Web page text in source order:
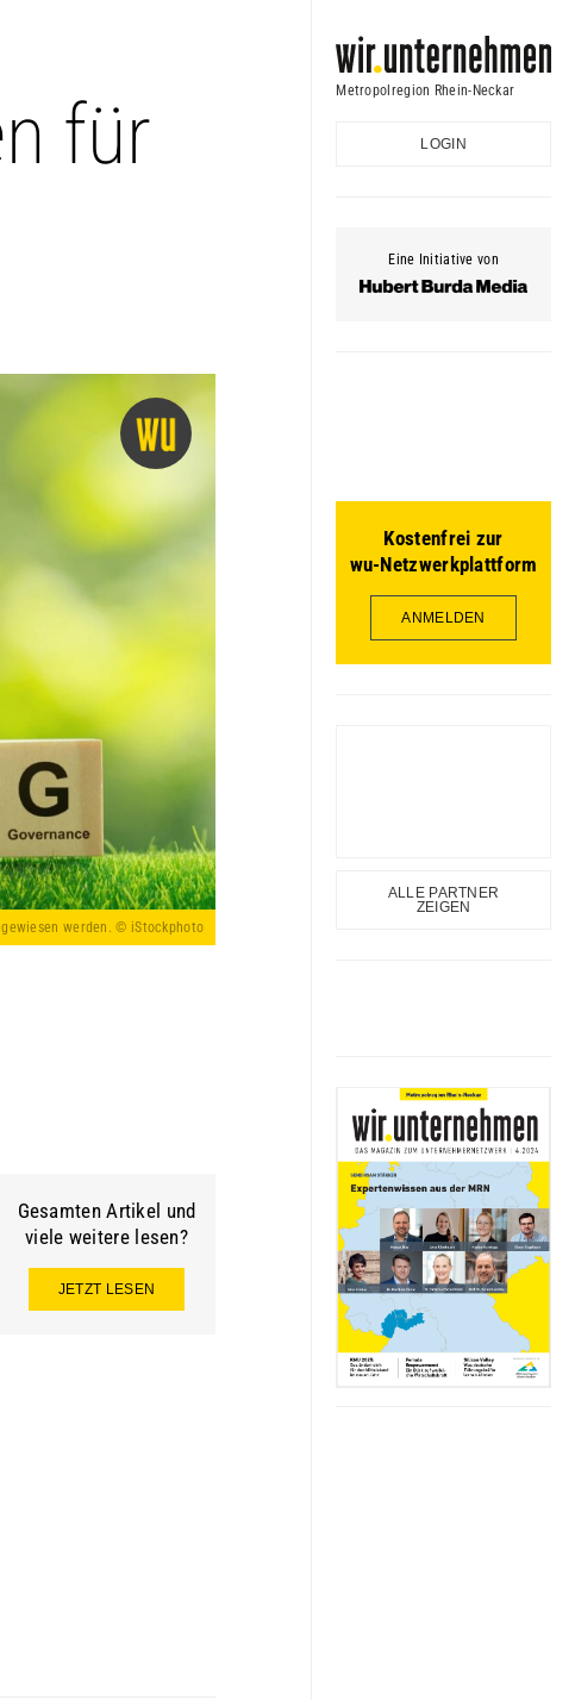
für
werden. © iStockphoto
Gesamten Artikel und
viele weitere lesen?
JETZT LESEN
Metropolregion Rhein-Neckar
LOGIN
Eine Initiative von
Kostenfrei zur
wu-Netzwerkplattform
ANMELDEN
ALLE PARTNER
ZEIGEN